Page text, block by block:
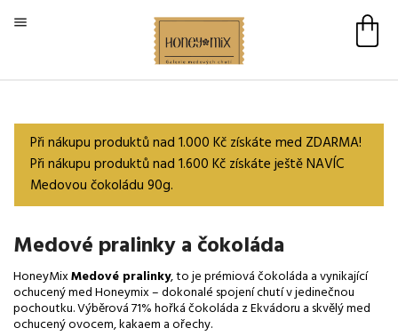

Při nákupu produktů nad 1.000 Kč získáte med ZDARMA!
Při nákupu produktů nad 1.600 Kč získáte ještě NAVÍC
Medovou čokoládu 90g.
Medové pralinky a čokoláda
HoneyMixMedové pralinky, to je prémiová čokoláda a vynikající
ochucený med Honeymix – dokonalé spojení chutí v jedinečnou
pochoutku. Výběrová 71% hořká čokoláda z Ekvádoru a skvělý med
ochucený ovocem, kakaem a ořechy.